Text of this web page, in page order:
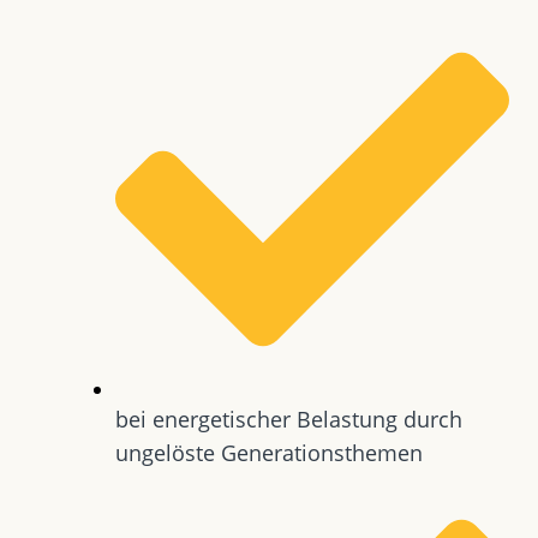
bei energetischer Belastung durch
ungelöste Generationsthemen